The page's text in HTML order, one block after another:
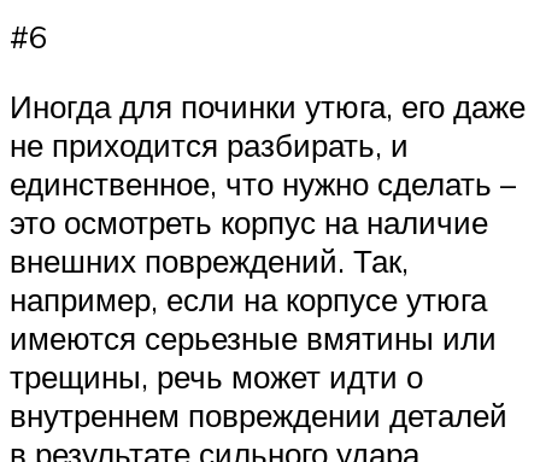
#6
Иногда для починки утюга, его даже
не приходится разбирать, и
единственное, что нужно сделать –
это осмотреть корпус на наличие
внешних повреждений. Так,
например, если на корпусе утюга
имеются серьезные вмятины или
трещины, речь может идти о
внутреннем повреждении деталей
в результате сильного удара.